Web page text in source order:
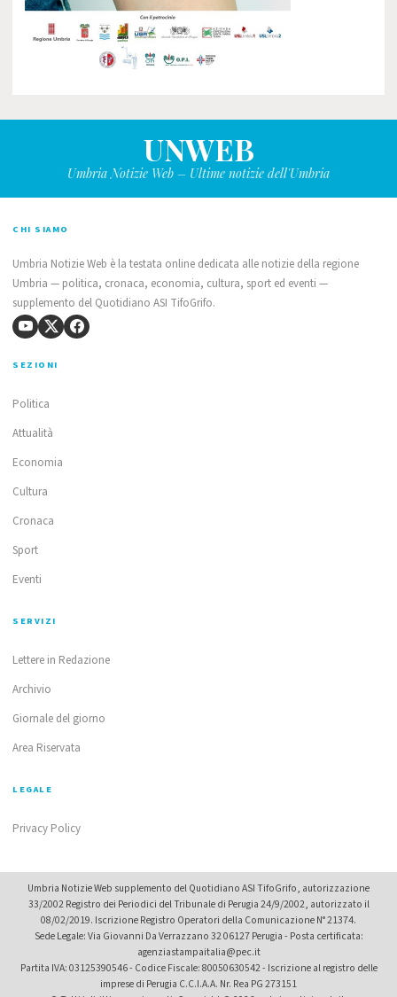
UNWEB
Umbria Notizie Web – Ultime notizie dell'Umbria
CHI SIAMO
Umbria Notizie Web è la testata online dedicata alle notizie della regione
Umbria — politica, cronaca, economia, cultura, sport ed eventi —
supplemento del Quotidiano ASI TifoGrifo.
SEZIONI
Politica
Attualità
Economia
Cultura
Cronaca
Sport
Eventi
SERVIZI
Lettere in Redazione
Archivio
Giornale del giorno
Area Riservata
LEGALE
Privacy Policy
Umbria Notizie Web supplemento del Quotidiano ASI TifoGrifo, autorizzazione
33/2002 Registro dei Periodici del Tribunale di Perugia 24/9/2002, autorizzato il
08/02/2019. Iscrizione Registro Operatori della Comunicazione N° 21374.
Sede Legale: Via Giovanni Da Verrazzano 32 06127 Perugia - Posta certificata:
agenziastampaitalia@pec.it
Partita IVA: 03125390546 - Codice Fiscale: 80050630542 - Iscrizione al registro delle
imprese di Perugia C.C.I.A.A. Nr. Rea PG 273151